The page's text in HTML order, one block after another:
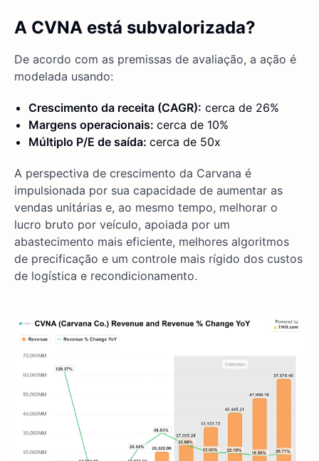
A CVNA está subvalorizada?
De acordo com as premissas de avaliação, a ação é
modelada usando:
Crescimento da receita (CAGR): cerca de 26%
Margens operacionais: cerca de 10%
Múltiplo P/E de saída: cerca de 50x
A perspectiva de crescimento da Carvana é
impulsionada por sua capacidade de aumentar as
vendas unitárias e, ao mesmo tempo, melhorar o
lucro bruto por veículo, apoiada por um
abastecimento mais eficiente, melhores algoritmos
de precificação e um controle mais rígido dos custos
de logística e recondicionamento.